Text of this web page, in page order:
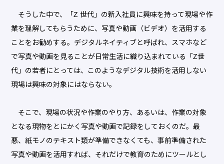
そうした中で、「Z 世代」の新入社員に興味を持って現場や作
業を理解してもらうために、写真や動画（ビデオ）を活用する
ことをお勧めする。デジタルネイティブと呼ばれ、スマホなど
で写真や動画を見ることが日常生活に織り込まれている「Z世
代」の若者にとっては、このようなデジタル技術を活用しない
現場は興味の対象にはならない。
そこで、現場の状況や作業のやり方、あるいは、作業の対象
となる現物をとにかく写真や動画で記録をしておくのだ。最
悪、紙モノのテキスト類が準備できなくても、事前準備された
写真や動画を活用すれば、それだけで教育のためにツールとし